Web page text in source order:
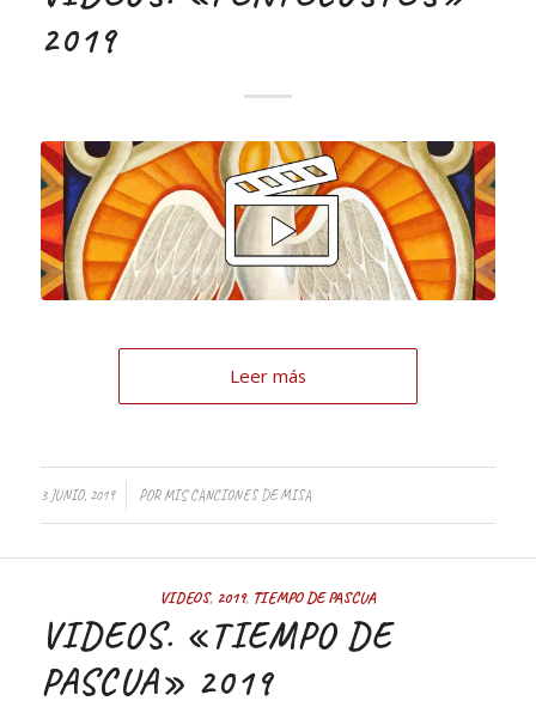
2019
Leer más
3 JUNIO, 2019 PORMIS CANCIONES DE MISA
VIDEOS, 2019, TIEMPO DE PASCUA
VIDEOS. «TIEMPO DE
PASCUA» 2019